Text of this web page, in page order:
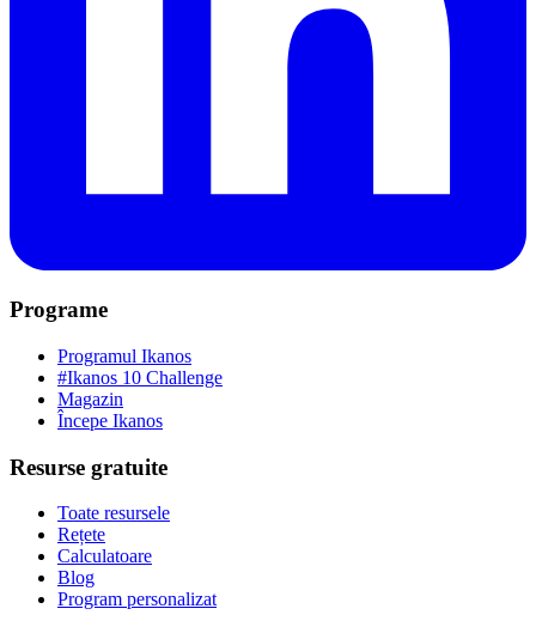
Programe
Programul Ikanos
#Ikanos 10 Challenge
Magazin
Începe Ikanos
Resurse gratuite
Toate resursele
Rețete
Calculatoare
Blog
Program personalizat